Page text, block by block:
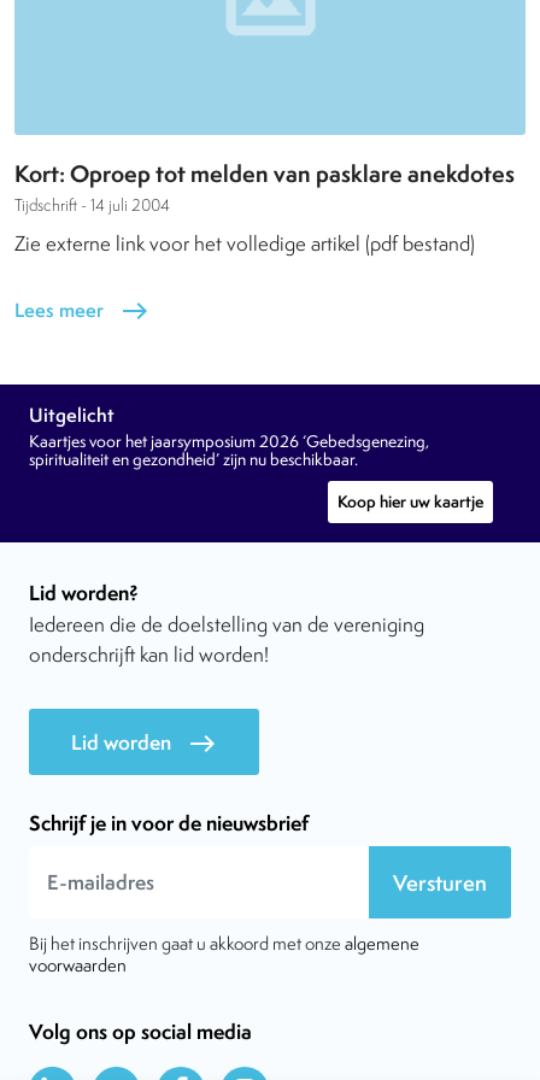
Kort: Oproep tot melden van pasklare anekdotes
Tijdschrift - 14 juli 2004
Zie externe link voor het volledige artikel (pdf bestand)
Lees meer east
Uitgelicht
Kaartjes voor het jaarsymposium 2026 ‘Gebedsgenezing,
spiritualiteit en gezondheid’ zijn nu beschikbaar.
Koop hier uw kaartje
Lid worden?
Iedereen die de doelstelling van de vereniging
onderschrijft kan lid worden!
Lid worden east
Schrijf je in voor de nieuwsbrief
Versturen
Bij het inschrijven gaat u akkoord met onze algemene
voorwaarden
Volg ons op social media